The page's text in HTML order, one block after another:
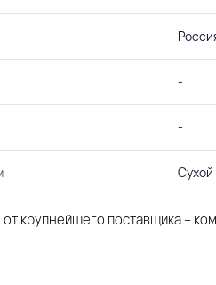
-
-
Сухой
крупнейшего поставщика –